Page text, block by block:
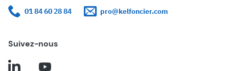
01 84 60 28 84 pro@kelfoncier.com
Suivez-nous